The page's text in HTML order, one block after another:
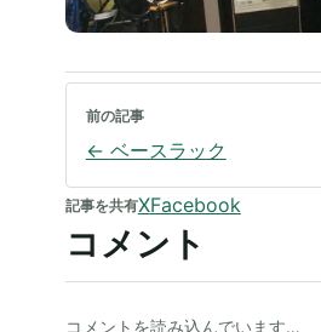
前の記事
← ベースラック
記事を共有XFacebook
コメント
コメントを読み込んでいます…